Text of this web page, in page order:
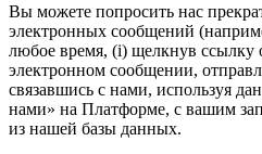
Вы можете попросить нас
электронных сообщений
любое время, (i) щелкнув ссылку
электронном сообщении,
связавшись с нами, используя
нами» на Платформе, с вашим
из нашей базы данных.